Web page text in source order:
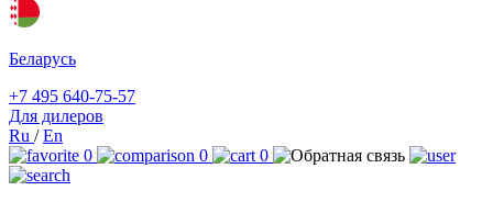
Беларусь
+7 495 640-75-57
Для дилеров
Ru /En
0
0 0